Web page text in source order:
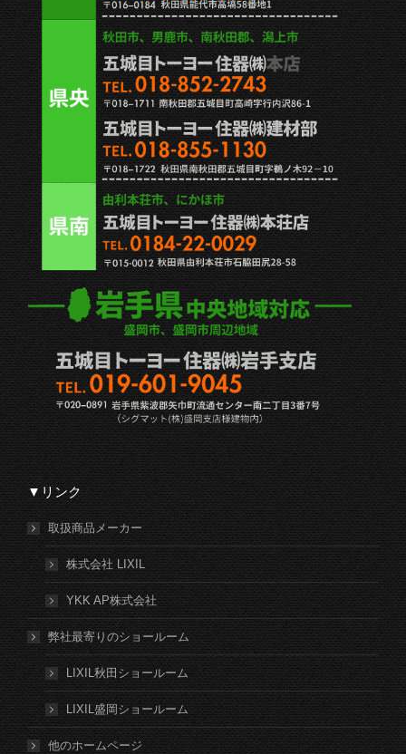
▼リンク
取扱商品メーカー
株式会社 LIXIL
YKK AP株式会社
弊社最寄りのショールーム
LIXIL秋田ショールーム
LIXIL盛岡ショールーム
他のホームページ